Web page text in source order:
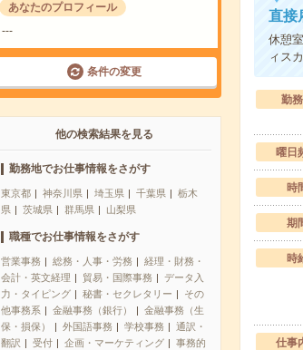
あなたのプロフィール
---
条件の変更
他の検索結果を見る
勤務地でお仕事情報をさがす
東京都 神奈川県 埼玉県 千葉県
栃木
県
茨城県 群馬県 山梨県
職種でお仕事情報をさがす
営業事務 総務・人事・労務
経理・財務・
会計・英文経理
貿易・国際事務
データ入
力・タイピング
秘書・セクレタリー
その
他事務系
金融事務（銀行）
金融事務（生
保・損保）
外国語事務 学校事務
通訳・
翻訳
受付 企画・マーケティング
事務的
直接
休憩
ィス
勤
曜日
時
期
時
仕事